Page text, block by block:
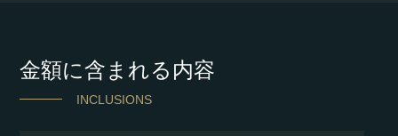
金額に含まれる内容
INCLUSIONS